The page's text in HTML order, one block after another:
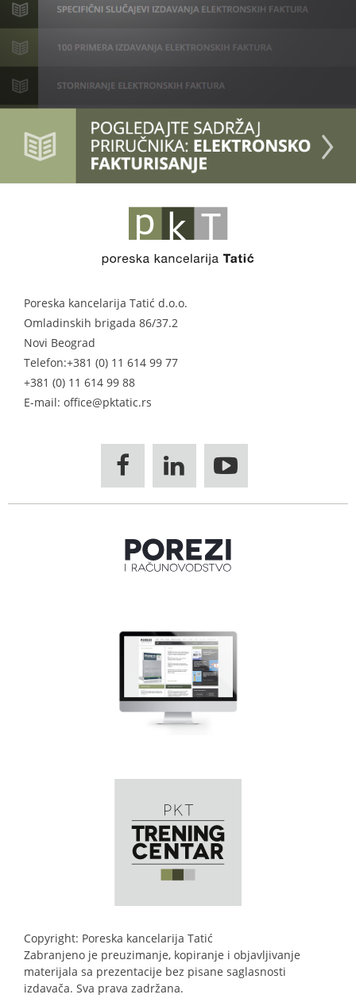
Poreska kancelarija Tatić d.o.o.
Omladinskih brigada 86/37.2
Novi Beograd
Telefon:+381 (0) 11 614 99 77
+381 (0) 11 614 99 88
E-mail: office@pktatic.rs
  
Copyright: Poreska kancelarija Tatić
Zabranjeno je preuzimanje, kopiranje i objavljivanje
materijala sa prezentacije bez pisane saglasnosti
izdavača. Sva prava zadržana.